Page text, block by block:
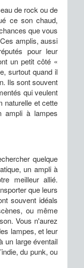
de rock ou de
ce son chaud,
que vous
amplis, aussi
pour leur
un petit côté «
surtout quand il
Ils sont souvent
qui veulent
naturelle et cette
ampli à lampes
quelque
un ampli à
meilleur allié.
que leurs
souvent idéals
ou même
Vous n'aurez
lampes, et leur
un large éventail
du punk, ou